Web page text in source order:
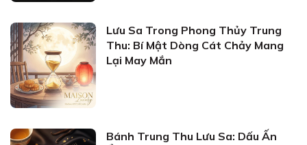
Lưu Sa Trong Phong Thủy Trung
Thu: Bí Mật Dòng Cát Chảy Mang
Lại May Mắn
Bánh Trung Thu Lưu Sa: Dấu Ấn